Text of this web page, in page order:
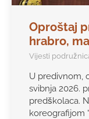
Oproštaj
hrabro,
Vijesti
U predivnom,
svibnja 2026.
predškolaca.
koreografijom